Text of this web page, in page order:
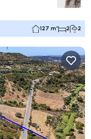
127 m² 2 2